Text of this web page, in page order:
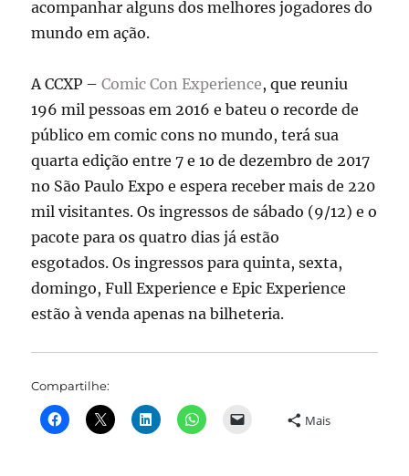
acompanhar alguns dos melhores jogadores do
mundo em ação.
A CCXP –Comic Con Experience, que reuniu
196 mil pessoas em 2016 e bateu o recorde de
público em comic cons no mundo, terá sua
quarta edição entre 7 e 1o de dezembro de 2017
no São Paulo Expo e espera receber mais de 220
mil visitantes. Os ingressos de sábado (9/12) e o
pacote para os quatro dias já estão
esgotados. Os ingressos para quinta, sexta,
domingo, Full Experience e Epic Experience
estão à venda apenas na bilheteria.
Compartilhe:
Mais